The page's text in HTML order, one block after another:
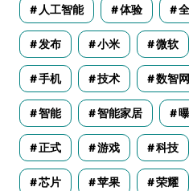
人工智能 体验
发布 小米 微软
手机 技术 数智网
智能 智能家居
正式 游戏 科技
芯片 苹果 荣耀